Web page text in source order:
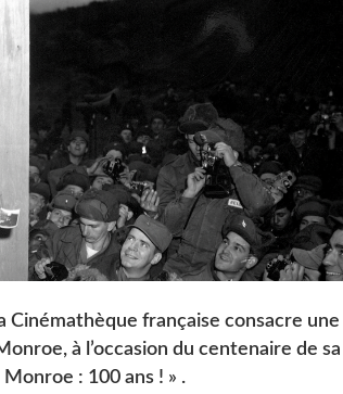
Cinémathèque française consacre une
à l’occasion du centenaire de sa
: 100 ans ! » .